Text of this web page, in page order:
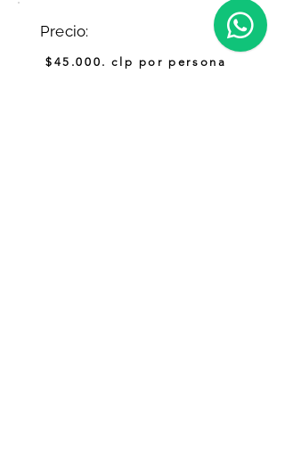
Precio:
$45.000. clp por persona